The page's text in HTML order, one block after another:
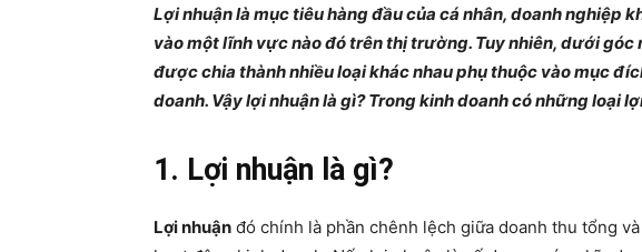
Lợi nhuận là mục tiêu hàng đầu của cá nhân, doanh nghiệp
vào một lĩnh vực nào đó trên thị trường. Tuy nhiên, dưới góc
được chia thành nhiều loại khác nhau phụ thuộc vào mục
doanh. Vậy lợi nhuận là gì? Trong kinh doanh có những loại
1. Lợi nhuận là gì?
Lợi nhuận đó chính là phần chênh lệch giữa doanh thu tổng